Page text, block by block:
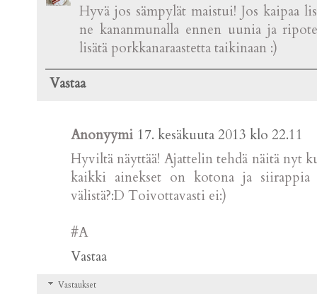
Hyvä jos sämpylät maistui! Jos kaipaa
ne kananmunalla ennen uunia ja
lisätä porkkanaraastetta taikinaan :)
Vastaa
Anonyymi 17. kesäkuuta 2013 klo 22.11
Hyviltä näyttää! Ajattelin tehdä näitä nyt
kaikki ainekset on kotona ja
välistä?:D Toivottavasti ei:)
#A
Vastaa
Vastaukset